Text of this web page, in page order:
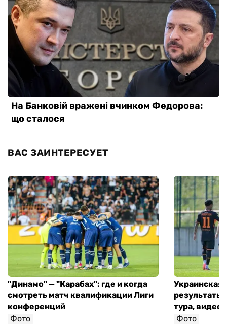
ВАС ЗАИНТЕРЕСУЕТ
"Динамо" — "Карабах": где и когда
смотреть матч квалификации Лиги
конференций
Фото
Украинская
результаты
тура, видео
Фото